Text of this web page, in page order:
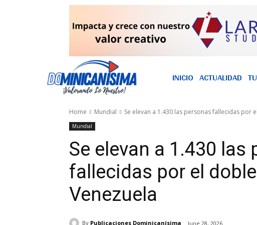
INICIO ACTUALIDAD
Home Mundial Se elevan a 1.430 las personas fallecidas por
Mundial
Se elevan a 1.430 las
fallecidas por el
Venezuela
By Publicaciones Dominicanísima June 28, 2026